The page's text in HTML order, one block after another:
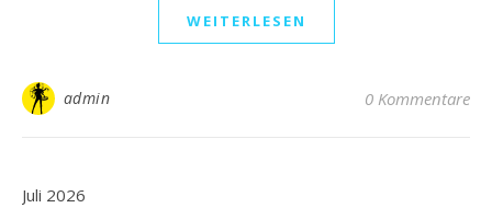
WEITERLESEN
admin 0 Kommentare
Juli 2026